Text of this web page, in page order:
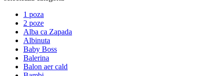
1 poza
2 poze
Alba ca Zapada
Albinuta
Baby Boss
Balerina
Balon aer cald